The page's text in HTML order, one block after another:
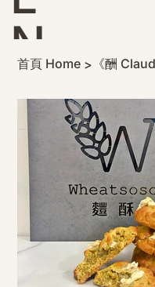
N
D
首頁 Home > 《酬